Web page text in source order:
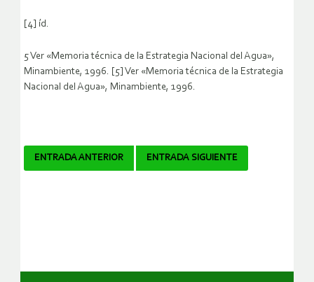
[4] íd.
5 Ver «Memoria técnica de la Estrategia Nacional del Agua»,
Minambiente, 1996. [5] Ver «Memoria técnica de la Estrategia
Nacional del Agua», Minambiente, 1996.
Navegador
ENTRADA ANTERIOR ENTRADA SIGUIENTE